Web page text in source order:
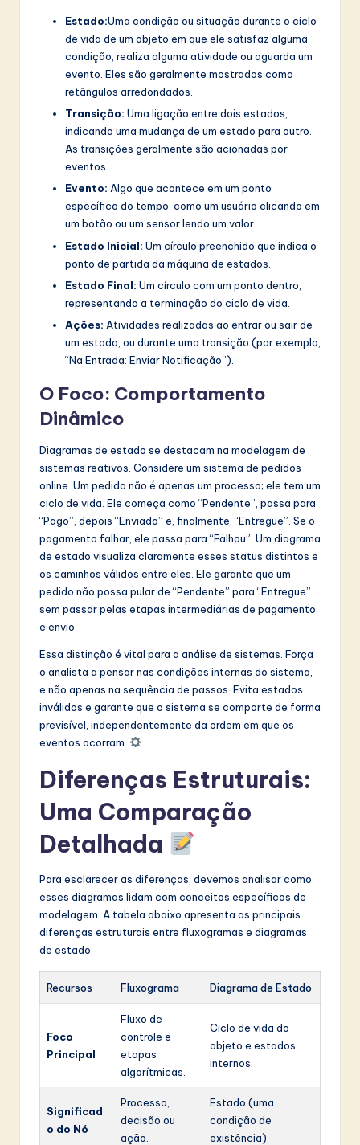
Estado:Uma condição ou situação durante o ciclo
de vida de um objeto em que ele satisfaz alguma
condição, realiza alguma atividade ou aguarda um
evento. Eles são geralmente mostrados como
retângulos arredondados.
Transição: Uma ligação entre dois estados,
indicando uma mudança de um estado para outro.
As transições geralmente são acionadas por
eventos.
Evento: Algo que acontece em um ponto
específico do tempo, como um usuário clicando em
um botão ou um sensor lendo um valor.
Estado Inicial: Um círculo preenchido que indica o
ponto de partida da máquina de estados.
Estado Final: Um círculo com um ponto dentro,
representando a terminação do ciclo de vida.
Ações: Atividades realizadas ao entrar ou sair de
um estado, ou durante uma transição (por exemplo,
“Na Entrada: Enviar Notificação”).
O Foco: Comportamento
Dinâmico
Diagramas de estado se destacam na modelagem de
sistemas reativos. Considere um sistema de pedidos
online. Um pedido não é apenas um processo; ele tem um
ciclo de vida. Ele começa como “Pendente”, passa para
“Pago”, depois “Enviado” e, finalmente, “Entregue”. Se o
pagamento falhar, ele passa para “Falhou”. Um diagrama
de estado visualiza claramente esses status distintos e
os caminhos válidos entre eles. Ele garante que um
pedido não possa pular de “Pendente” para “Entregue”
sem passar pelas etapas intermediárias de pagamento
e envio.
Essa distinção é vital para a análise de sistemas. Força
o analista a pensar nas condições internas do sistema,
e não apenas na sequência de passos. Evita estados
inválidos e garante que o sistema se comporte de forma
previsível, independentemente da ordem em que os
eventos ocorram.
Diferenças Estruturais:
Uma Comparação
Detalhada
Para esclarecer as diferenças, devemos analisar como
esses diagramas lidam com conceitos específicos de
modelagem. A tabela abaixo apresenta as principais
diferenças estruturais entre fluxogramas e diagramas
de estado.
Recursos Fluxograma Diagrama de Estado
Foco
Principal
Fluxo de
controle e
etapas
algorítmicas.
Ciclo de vida do
objeto e estados
internos.
Significad
o do Nó
Processo,
decisão ou
ação.
Estado (uma
condição de
existência).